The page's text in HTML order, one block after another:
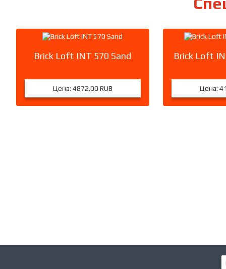
Brick Loft INT 570 Sand
Цена: 4872.00 RUB
Brick Loft
Цена: